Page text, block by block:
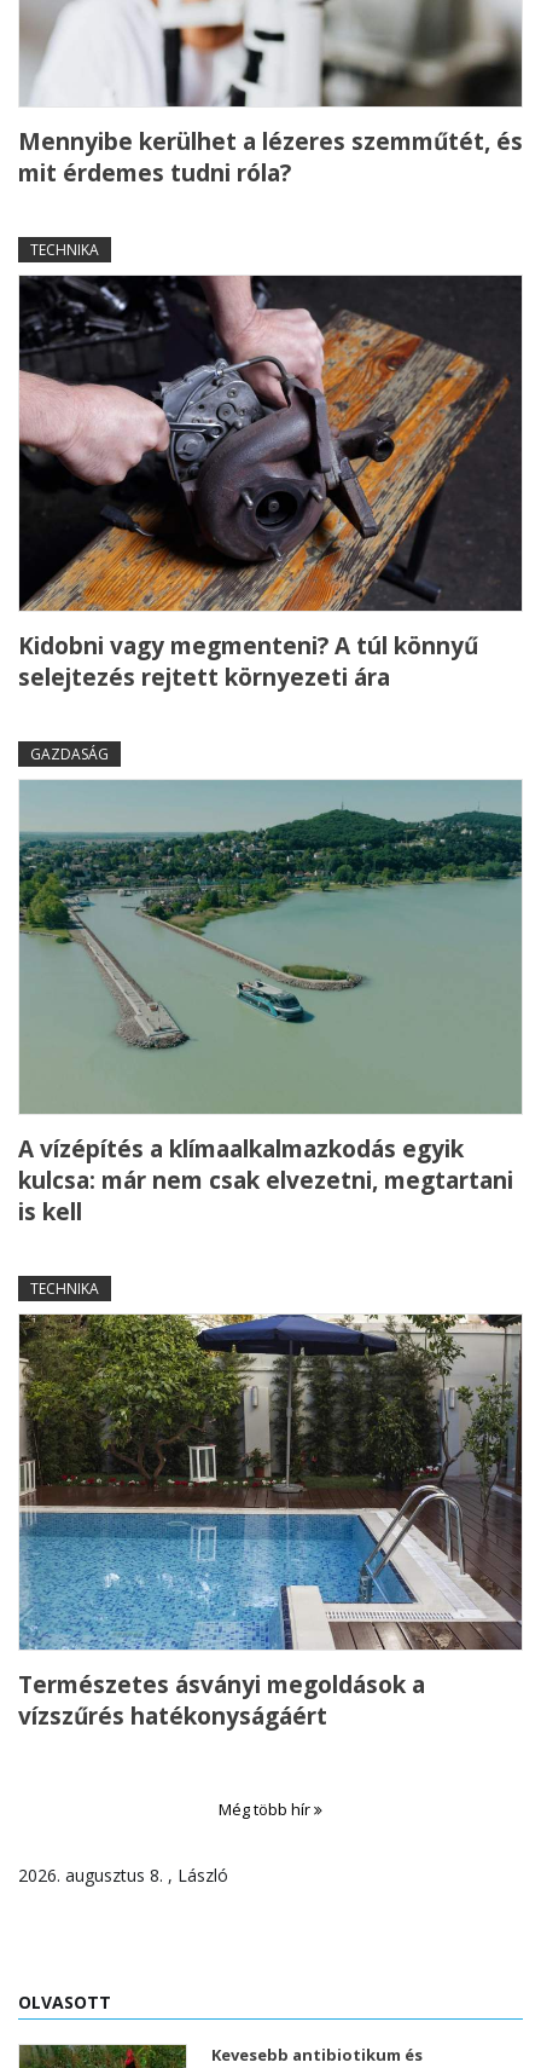
Mennyibe kerülhet a lézeres szemműtét, és
mit érdemes tudni róla?
TECHNIKA
Kidobni vagy megmenteni? A túl könnyű
selejtezés rejtett környezeti ára
GAZDASÁG
A vízépítés a klímaalkalmazkodás egyik
kulcsa: már nem csak elvezetni, megtartani
is kell
TECHNIKA
Természetes ásványi megoldások a
vízszűrés hatékonyságáért
Még több hír
2026. augusztus 8. , László
OLVASOTT
Kevesebb antibiotikum és